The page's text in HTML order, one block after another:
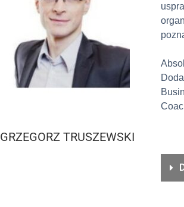
GRZEGORZ TRUSZEWSKI